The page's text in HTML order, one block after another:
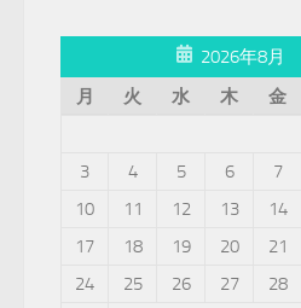
2026年8月
月
火 水 木 金
3
4 5 6 7
10
11 12 13 14
17
18 19 20 21
24
25 26 27 28